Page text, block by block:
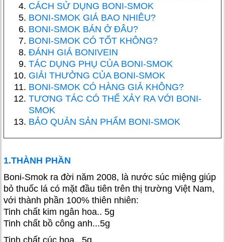
CÁCH SỬ DỤNG BONI-SMOK
BONI-SMOK GIÁ BAO NHIÊU?
BONI-SMOK BÁN Ở ĐÂU?
BONI-SMOK CÓ TỐT KHÔNG?
ĐÁNH GIÁ BONIVEIN
TÁC DỤNG PHỤ CỦA BONI-SMOK
GIẢI THƯỞNG CỦA BONI-SMOK
BONI-SMOK CÓ HÀNG GIẢ KHÔNG?
TƯƠNG TÁC CÓ THỂ XẢY RA VỚI BONI-
SMOK
BẢO QUẢN SẢN PHẨM BONI-SMOK
1.THÀNH PHẦN
Boni-Smok ra đời năm 2008, là nước súc miệng giúp
bỏ thuốc lá có mặt đầu tiên trên thị trường Việt Nam,
với thành phần 100% thiên nhiên:
Tinh chất kim ngân hoa.. 5g
Tinh chất bồ công anh...5g
Tinh chất cúc hoa...5g